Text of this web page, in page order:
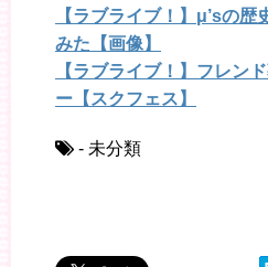
【ラブライブ！】μ’sの
みた【画像】
【ラブライブ！】フレン
ー【スクフェス】
- 未分類